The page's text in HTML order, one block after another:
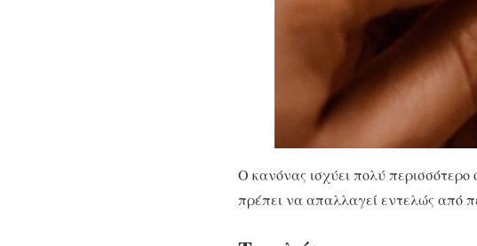
Ο κανόνας ισχύει πολύ
πρέπει να απαλλαγεί εντελώς από